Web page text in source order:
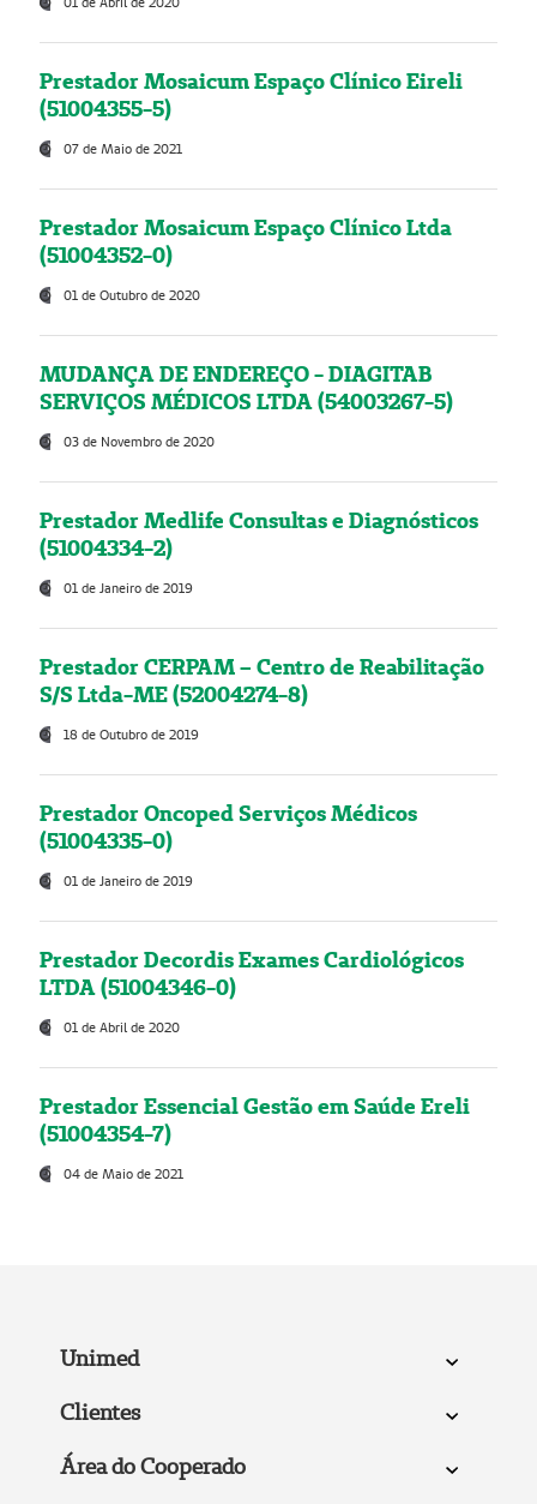
Prestador Mosaicum Espaço Clínico Eireli
(51004355-5)
07 de Maio de 2021
Prestador Mosaicum Espaço Clínico Ltda
(51004352-0)
01 de Outubro de 2020
MUDANÇA DE ENDEREÇO - DIAGITAB
SERVIÇOS MÉDICOS LTDA (54003267-5)
03 de Novembro de 2020
Prestador Medlife Consultas e Diagnósticos
(51004334-2)
01 de Janeiro de 2019
Prestador CERPAM – Centro de Reabilitação
S/S Ltda-ME (52004274-8)
18 de Outubro de 2019
Prestador Oncoped Serviços Médicos
(51004335-0)
01 de Janeiro de 2019
Prestador Decordis Exames Cardiológicos
LTDA (51004346-0)
01 de Abril de 2020
Prestador Essencial Gestão em Saúde Ereli
(51004354-7)
04 de Maio de 2021
Unimed
Clientes
Área do Cooperado